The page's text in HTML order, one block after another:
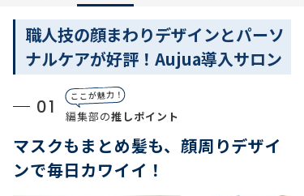
職人技の顔まわりデザインとパーソ
ナルケアが好評！Aujua導入サロン
01
ここが魅力！
編集部の推しポイント
マスクもまとめ髪も、顔周りデザイ
ンで毎日カワイイ！